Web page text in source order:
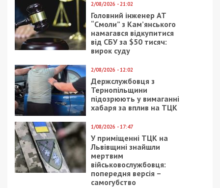
2/08/2026 - 21:02
Головний інженер АТ
“Смоли” з Кам’янського
намагався відкупитися
від СБУ за $50 тисяч:
вирок суду
2/08/2026 - 12:02
Держслужбовця з
Тернопільщини
підозрюють у вимаганні
хабаря за вплив на ТЦК
1/08/2026 - 17:47
У приміщенні ТЦК на
Львівщині знайшли
мертвим
військовослужбовця:
попередня версія –
самогубство